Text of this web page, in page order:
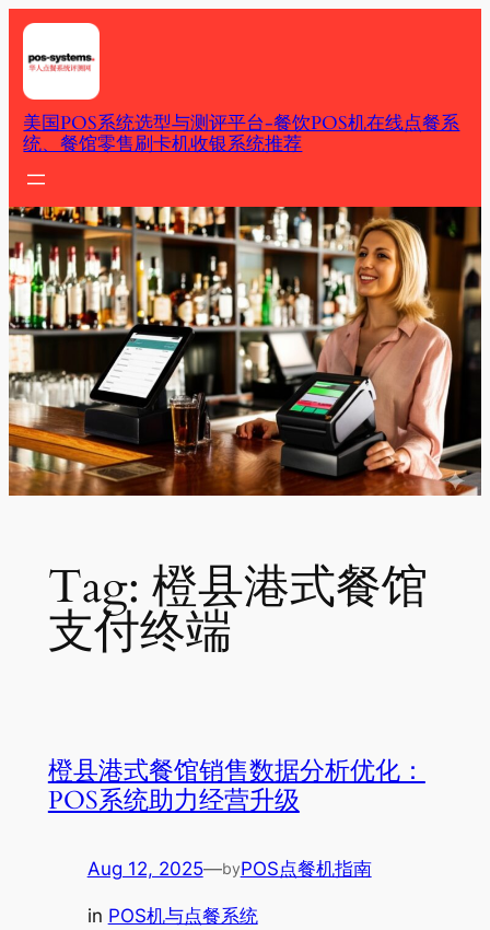
Skip
content
美国POS系统选型与测评平台-餐饮POS机在线点餐系
统、餐馆零售刷卡机收银系统推荐
Tag: 橙县港式餐馆
支付终端
橙县港式餐馆销售数据分析优化：
POS系统助力经营升级
Aug 12, 2025—byPOS点餐机指南
in POS机与点餐系统